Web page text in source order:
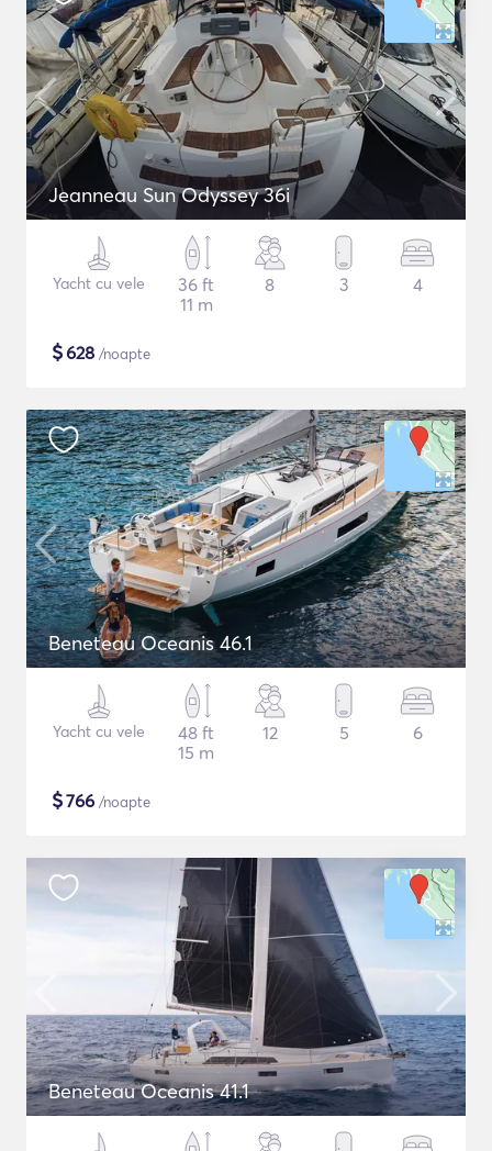
Jeanneau Sun Odyssey 36i
Yacht cu vele
36 ft
11 m
8 3 4
$628 /noapte
Beneteau Oceanis 46.1
Yacht cu vele
48 ft
15 m
12 5 6
$766 /noapte
Beneteau Oceanis 41.1